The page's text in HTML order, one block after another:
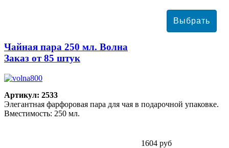
Чайная пара 250 мл. Волна
Заказ от 85 штук
Артикул: 2533
Элегантная фарфоровая пара для чая в подарочной упаковке.
Вместимость: 250 мл.
1604 руб